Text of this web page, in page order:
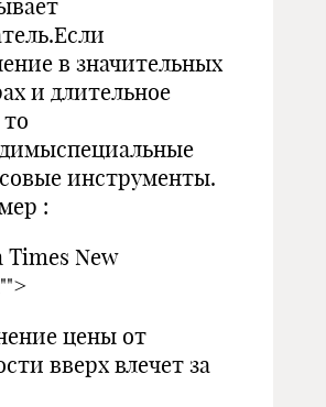
в значительных
и длительное
инструменты.
:
Times New
цены от
вверх влечет за